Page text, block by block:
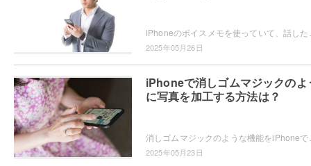
2025年05月26日
iPhoneで消しゴムマジックのよ
に写真を加工する方法は？
2025年05月23日